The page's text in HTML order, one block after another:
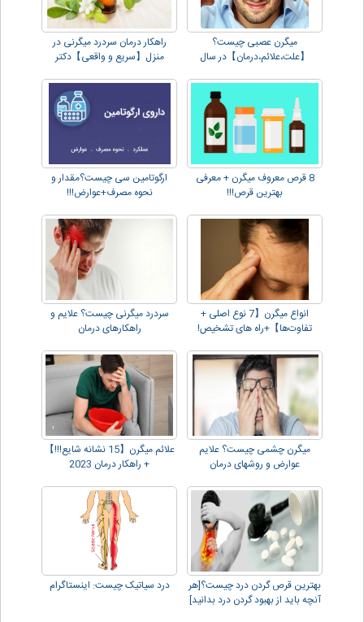
میگرن عصبی چیست؟
【علت،علائم،درمان】در سال
راهکار درمان سردرد میگرنی در
منزل【سریع و واقعی】دکتر
8 قرص معروف میگرن + معرفی
بهترین قرص!!!
ارگوتامین سی چیست؟مقدار و
نحوه مصرف+عوارض!!!
انواع میگرن【7 نوع اصلی +
تفاوت‌ها】+راه های تشخیص!
سردرد میگرنی چیست؟ علایم و
راهکارهای درمان
میگرن چشمی چیست؟ علایم
عوارض و روشهای درمان
علائم میگرن【15 نشانه شایع!!!】
+ راهکار درمان 2023
بهترین قرص گردن درد چیست؟[هر
آنچه باید از بهبود گردن درد بدانید]
درد سیاتیک چیست: اینستاگرام